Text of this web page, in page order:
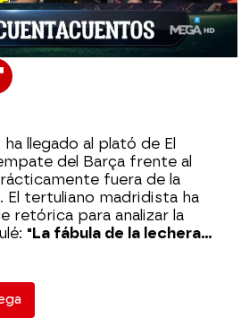
de 2022, 06:00
de 2022, 01:45
ha llegado al plató de El
del Barça frente al
fuera de la
El tertuliano madridista ha
retórica para analizar la
"La fábula de la lechera...